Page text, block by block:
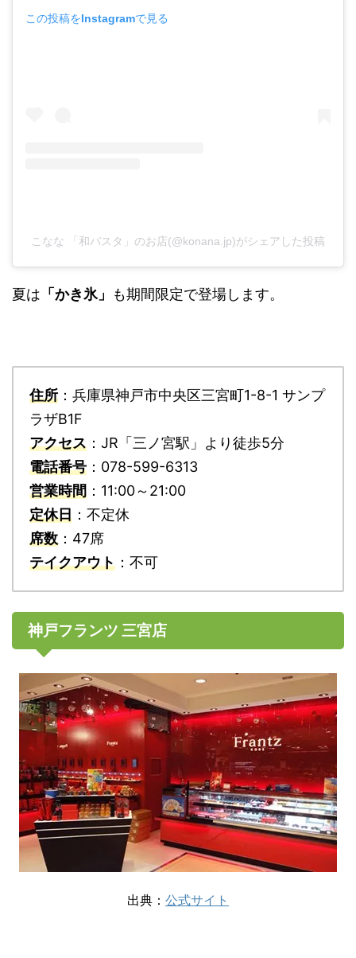
この投稿をInstagramで見る
こなな 「和パスタ」のお店(@konana.jp)がシェアした投稿
夏は 「かき氷」 も期間限定で登場します。
住所 ：兵庫県神戸市中央区三宮町1-8-1 サンプ
ラザB1F
アクセス ：JR「三ノ宮駅」より徒歩5分
電話番号 ：078-599-6313
営業時間 ：11:00～21:00
定休日 ：不定休
席数 ：47席
テイクアウト ：不可
神戸フランツ 三宮店
出典： 公式サイト